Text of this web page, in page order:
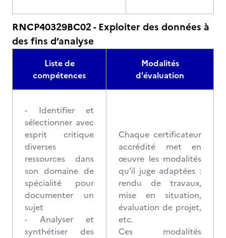
RNCP40329BC02 - Exploiter des données à
des fins d’analyse
Liste de
compétences
Modalités
d'évaluation
- Identifier et
sélectionner avec
esprit critique
diverses
ressources dans
son domaine de
spécialité pour
documenter un
sujet
- Analyser et
synthétiser des
Chaque certificateur
accrédité met en
œuvre les modalités
qu’il juge adaptées :
rendu de travaux,
mise en situation,
évaluation de projet,
etc.
Ces modalités